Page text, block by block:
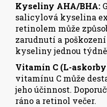
Kyseliny AHA/BHA:
salicylová kyselina
retinolem může
zarudnutí a
kyseliny jednou
Vitamín C (L-
vitamínu C může
jeho účinnost.
ráno a retinol večer.